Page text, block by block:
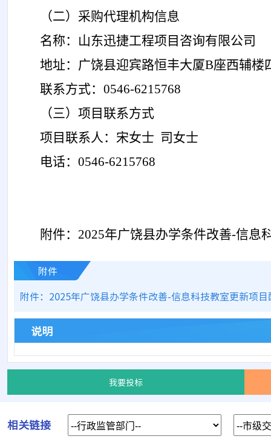
（二）采购代理机构信息
名称：山东迅捷工程项目咨询有限公司
地址：广饶县迎宾路恒丰大厦B座西辅楼
联系方式： 0546-6215768
（三）项目联系方式
项目联系人： 宋女士 司女士
电话： 0546-6215768
附件： 2025年广饶县办学条件改善-信息
附件
附件：2025年广饶县办学条件改善-信息科技教室更新项
说明
我要投标
相关链接